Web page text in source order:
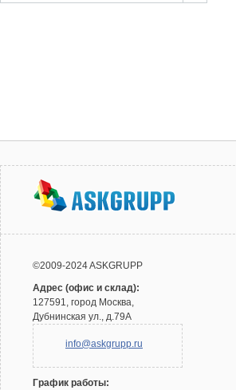
©2009-2024 ASKGRUPP
Адрес (офис и склад):
127591, город Москва,
Дубнинская ул., д.79А
info@askgrupp.ru
График работы: